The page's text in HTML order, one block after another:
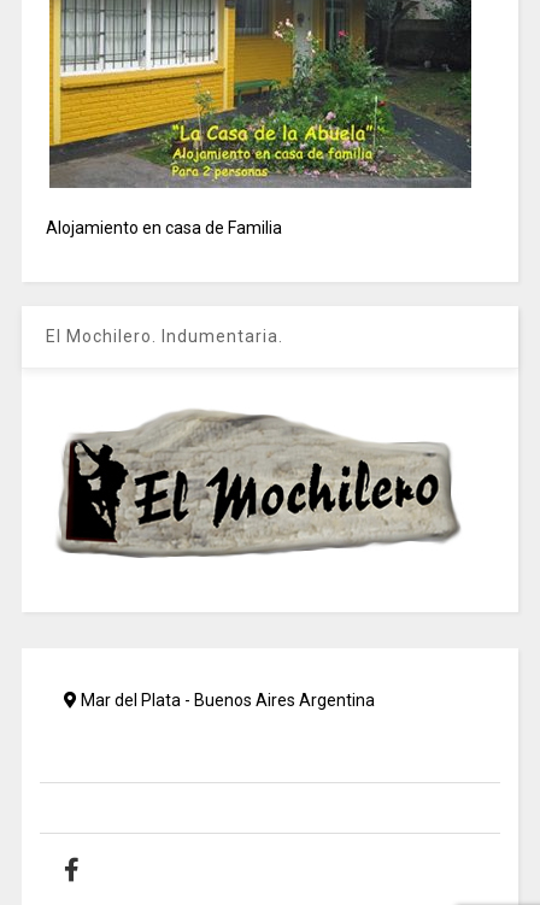
Alojamiento en casa de Familia
El Mochilero. Indumentaria.
Mar del Plata - Buenos Aires Argentina